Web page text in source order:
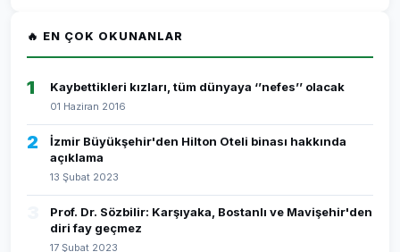
🔥 EN ÇOK OKUNANLAR
1 Kaybettikleri kızları, tüm dünyaya ‘’nefes’’ olacak
01 Haziran 2016
2
İzmir Büyükşehir'den Hilton Oteli binası hakkında
açıklama
13 Şubat 2023
Prof. Dr. Sözbilir: Karşıyaka, Bostanlı ve Mavişehir'den
diri fay geçmez
17 Şubat 2023